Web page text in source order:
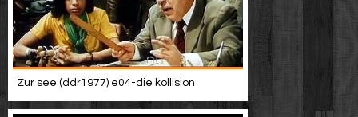
Zur see (ddr1977) e04-die kollision